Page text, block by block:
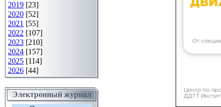
2019 [23]
2020 [52]
2021 [55]
2022 [107]
2023 [210]
2024 [157]
2025 [114]
2026 [44]
Электронный журнал